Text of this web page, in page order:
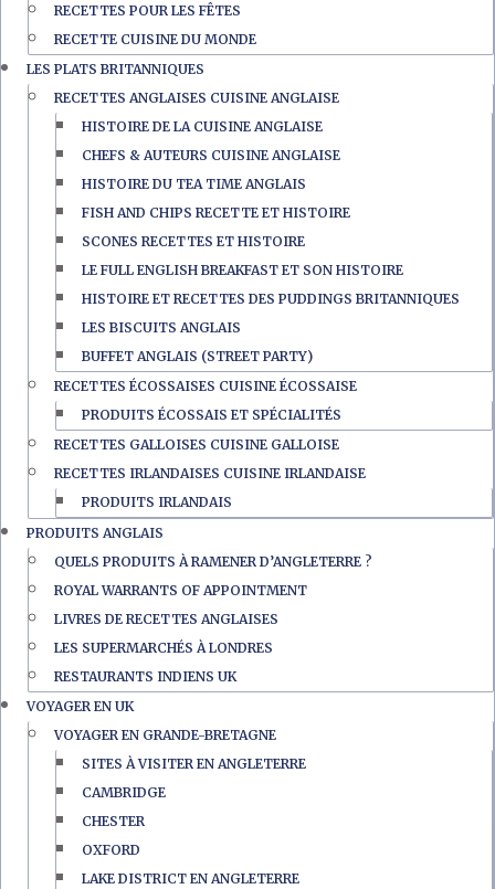
RECETTES POUR LES FÊTES
RECETTE CUISINE DU MONDE
LES PLATS BRITANNIQUES
RECETTES ANGLAISES CUISINE ANGLAISE
HISTOIRE DE LA CUISINE ANGLAISE
CHEFS & AUTEURS CUISINE ANGLAISE
HISTOIRE DU TEA TIME ANGLAIS
FISH AND CHIPS RECETTE ET HISTOIRE
SCONES RECETTES ET HISTOIRE
LE FULL ENGLISH BREAKFAST ET SON HISTOIRE
HISTOIRE ET RECETTES DES PUDDINGS BRITANNIQUES
LES BISCUITS ANGLAIS
BUFFET ANGLAIS (STREET PARTY)
RECETTES ÉCOSSAISES CUISINE ÉCOSSAISE
PRODUITS ÉCOSSAIS ET SPÉCIALITÉS
RECETTES GALLOISES CUISINE GALLOISE
RECETTES IRLANDAISES CUISINE IRLANDAISE
PRODUITS IRLANDAIS
PRODUITS ANGLAIS
QUELS PRODUITS À RAMENER D’ANGLETERRE ?
ROYAL WARRANTS OF APPOINTMENT
LIVRES DE RECETTES ANGLAISES
LES SUPERMARCHÉS À LONDRES
RESTAURANTS INDIENS UK
VOYAGER EN UK
VOYAGER EN GRANDE-BRETAGNE
SITES À VISITER EN ANGLETERRE
CAMBRIDGE
CHESTER
OXFORD
LAKE DISTRICT EN ANGLETERRE